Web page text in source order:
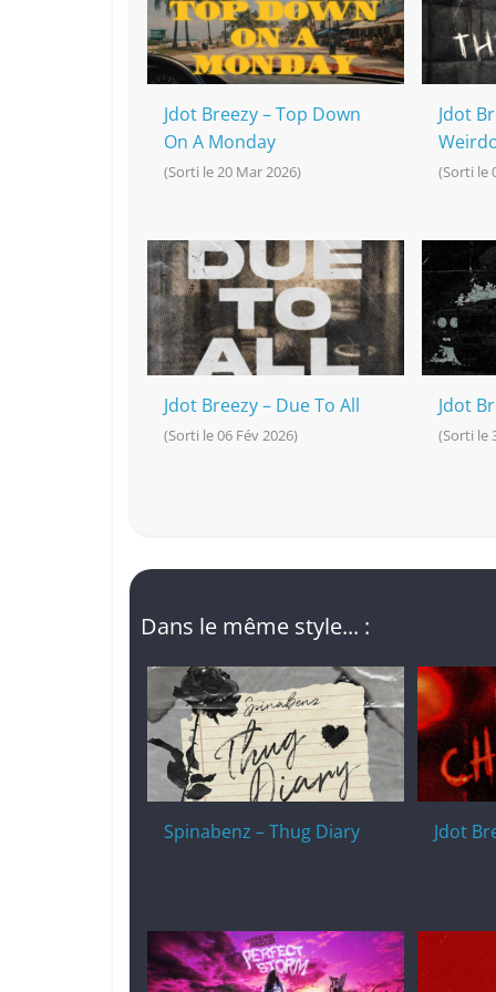
k
Jdot Breezy – Top Down
On A Monday
(Sorti le 20 Mar 2026)
Jdot
(Sorti le
Jdot Breezy – Due To All
(Sorti le 06 Fév 2026)
Jdot
(Sorti le
Dans le même style... :
Spinabenz – Thug Diary Jdot